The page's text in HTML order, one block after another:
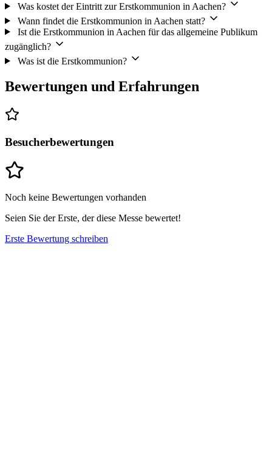
Was kostet der Eintritt zur Erstkommunion in Aachen?
Wann findet die Erstkommunion in Aachen statt?
Ist die Erstkommunion in Aachen für das allgemeine Publikum
zugänglich?
Was ist die Erstkommunion?
Bewertungen und Erfahrungen
Besucherbewertungen
Noch keine Bewertungen vorhanden
Seien Sie der Erste, der diese Messe bewertet!
Erste Bewertung schreiben